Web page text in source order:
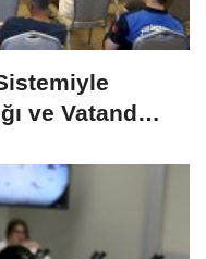
ve Vatandaş